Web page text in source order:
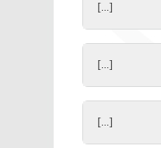
[...]
[...]
[...]